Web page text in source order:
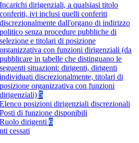
Incarichi dirigenziali, a qualsiasi titolo
conferiti, ivi inclusi quelli conferiti
discrezionalmente dall'organo di indirizzo
politico senza procedure pubbliche di
selezione e titolari di posizione
organizzativa con funzioni dirigenziali (da
pubblicare in tabelle che distinguano le
seguenti situazioni: dirigenti, dirigenti
individuati discrezionalmente, titolari di
posizione organizzativa con funzioni
dirigenziali) 5
Elenco posizioni dirigenziali discrezionali
Posti di funzione disponibili
Ruolo dirigenti 6
cessati